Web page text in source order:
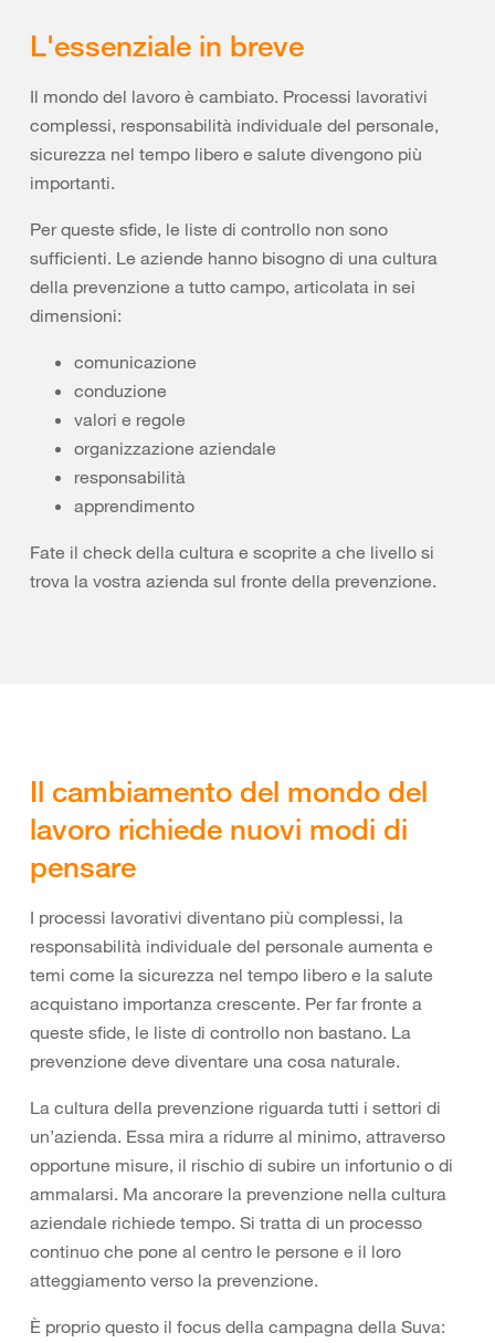
L'essenziale in breve
Il mondo del lavoro è cambiato. Processi lavorativi
complessi, responsabilità individuale del personale,
sicurezza nel tempo libero e salute divengono più
importanti.
Per queste sfide, le liste di controllo non sono
sufficienti. Le aziende hanno bisogno di una cultura
della prevenzione a tutto campo, articolata in sei
dimensioni:
comunicazione
conduzione
valori e regole
organizzazione aziendale
responsabilità
apprendimento
Fate il check della cultura e scoprite a che livello si
trova la vostra azienda sul fronte della prevenzione.
Il cambiamento del mondo del
lavoro richiede nuovi modi di
pensare
I processi lavorativi diventano più complessi, la
responsabilità individuale del personale aumenta e
temi come la sicurezza nel tempo libero e la salute
acquistano importanza crescente. Per far fronte a
queste sfide, le liste di controllo non bastano. La
prevenzione deve diventare una cosa naturale.
La cultura della prevenzione riguarda tutti i settori di
un’azienda. Essa mira a ridurre al minimo, attraverso
opportune misure, il rischio di subire un infortunio o di
ammalarsi. Ma ancorare la prevenzione nella cultura
aziendale richiede tempo. Si tratta di un processo
continuo che pone al centro le persone e il loro
atteggiamento verso la prevenzione.
È proprio questo il focus della campagna della Suva: